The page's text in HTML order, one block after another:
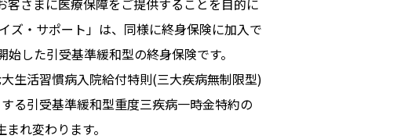
ズ・サポート」は、同様に終身保険に加入で
した引受基準緩和型の終身保険です。
生活習慣病入院給付特則(三大疾病無制限型)
る引受基準緩和型重度三疾病一時金特約の
れ変わります。